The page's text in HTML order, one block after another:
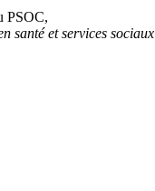
PSOC,
santé et services sociaux